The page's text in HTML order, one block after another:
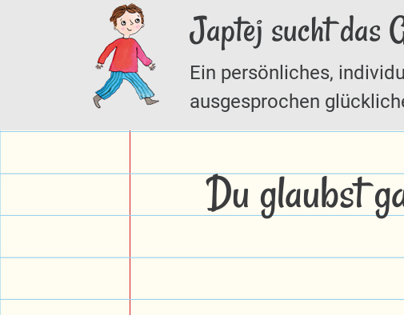
Japtej sucht das
Ein persönliches,
ausgesprochen
Du glaubst